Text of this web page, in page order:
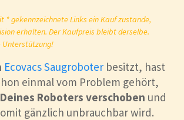
* gekennzeichnete Links ein Kauf zustande,
erhalten. Der Kaufpreis bleibt derselbe.
Unterstützung!
Ecovacs Saugroboter besitzt, hast
einmal vom Problem gehört,
Roboters verschoben und
gänzlich unbrauchbar wird.